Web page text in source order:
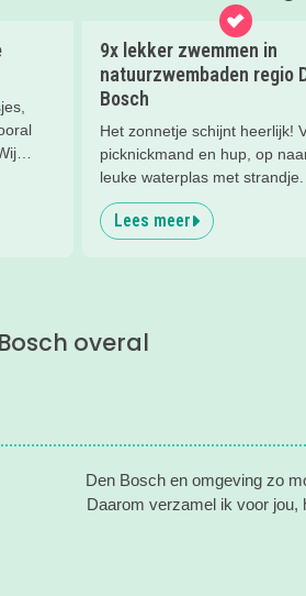
zelfs
je
9x lekker zwemmen in
natuurzwembaden regio
Bosch
Het zonnetje schijnt heerlijk!
picknickmand en hup, op
leuke waterplas met
lekker kunt spelen en
het hele gezin. In het water,
Lees meer
overal
Den Bosch en omgeving zo
Daarom verzamel ik voor jou,